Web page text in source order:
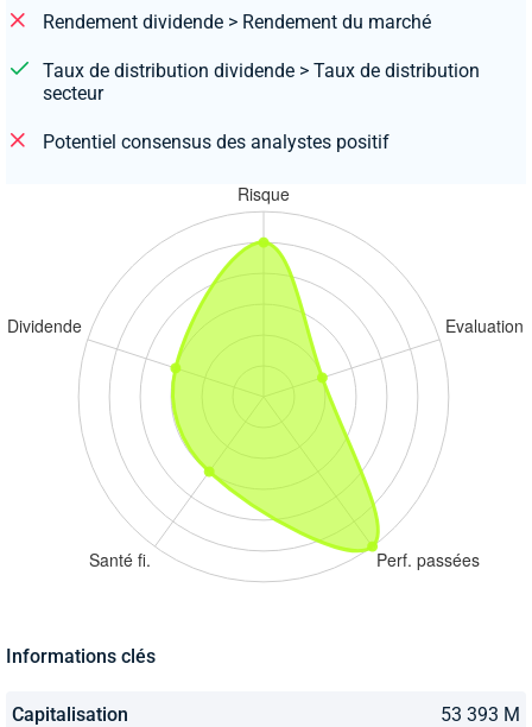
Rendement dividende > Rendement du marché
Taux de distribution dividende > Taux de distribution
secteur
Potentiel consensus des analystes positif
Informations clés
Capitalisation 53 393 M